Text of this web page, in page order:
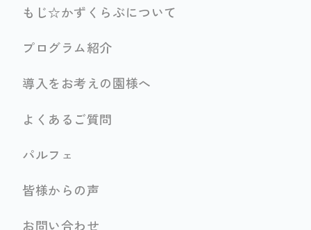
もじ☆かずくらぶについて
プログラム紹介
導入をお考えの園様へ
よくあるご質問
パルフェ
皆様からの声
お問い合わせ